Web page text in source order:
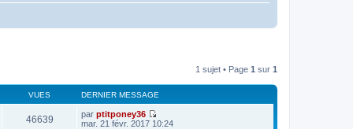
1 sujet • Page 1 sur 1
VUES DERNIER MESSAGE
46639 par ptitponey36
V
mar. 21 févr. 2017 10:24